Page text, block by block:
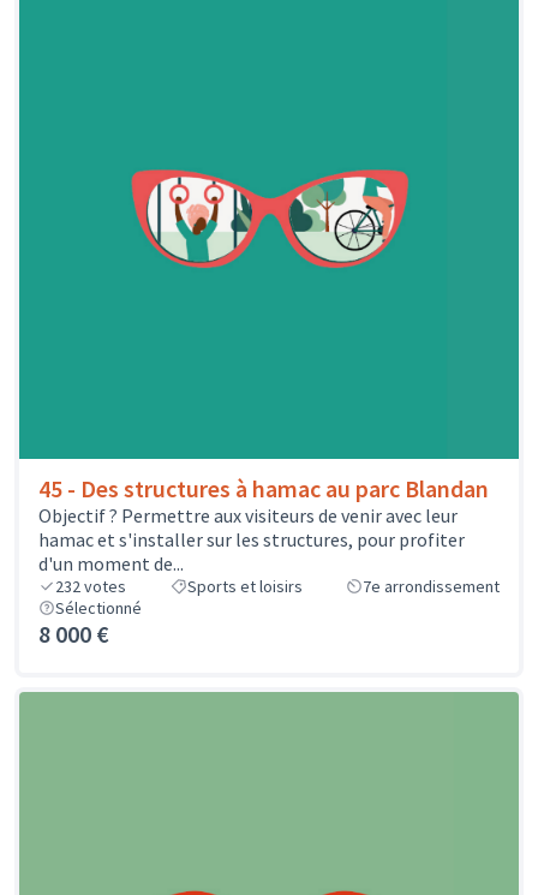
45 - Des structures à hamac au parc Blandan
Objectif ? Permettre aux visiteurs de venir avec leur
hamac et s'installer sur les structures, pour profiter
d'un moment de...
232votes Sports et loisirs
7e arrondissement
Sélectionné
8 000 €